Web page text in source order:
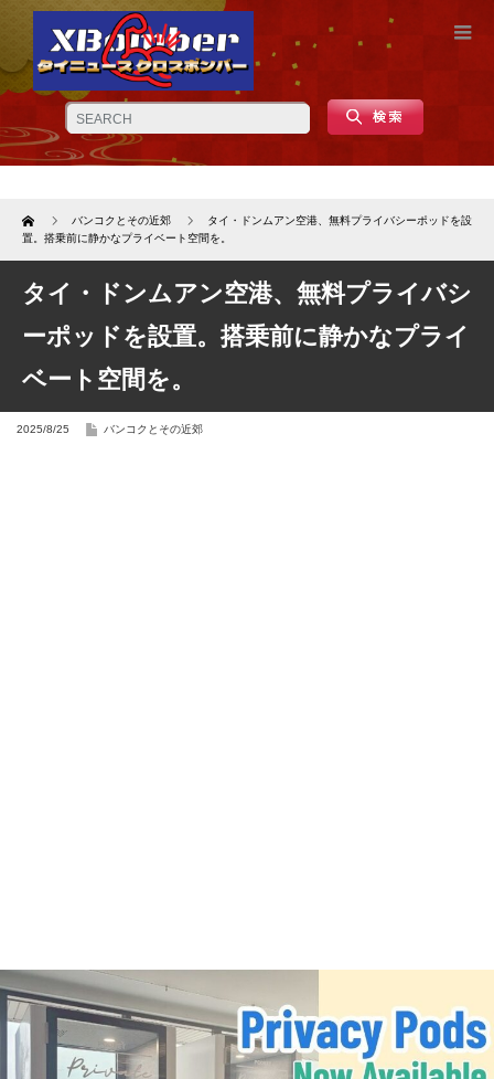
Home バンコクとその近郊
タイ・ドンムアン空港、無料プライバシーポッドを設
置。搭乗前に静かなプライベート空間を。
タイ・ドンムアン空港、無料プライバシ
ーポッドを設置。搭乗前に静かなプライ
ベート空間を。
2025/8/25 バンコクとその近郊